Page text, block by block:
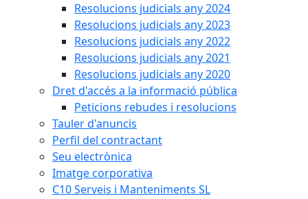
Resolucions judicials any 2024
Resolucions judicials any 2023
Resolucions judicials any 2022
Resolucions judicials any 2021
Resolucions judicials any 2020
Dret d'accés a la informació pública
Peticions rebudes i resolucions
Tauler d'anuncis
Perfil del contractant
Seu electrònica
Imatge corporativa
C10 Serveis i Manteniments SL